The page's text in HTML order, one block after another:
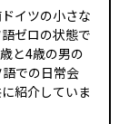
イツの小さな
ゼロの状態で
と4歳の男の
での日常会
紹介していま